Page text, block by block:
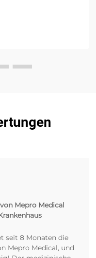
Mepro Medical
seit 8 Monaten die
Mepro Medical, und